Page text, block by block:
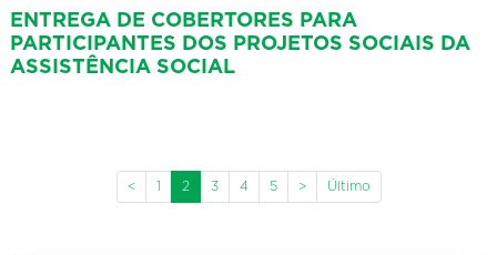
ENTREGA DE COBERTORES PARA
PARTICIPANTES DOS PROJETOS SOCIAIS DA
ASSISTÊNCIA SOCIAL
< 1 2 3 4 5 > Último